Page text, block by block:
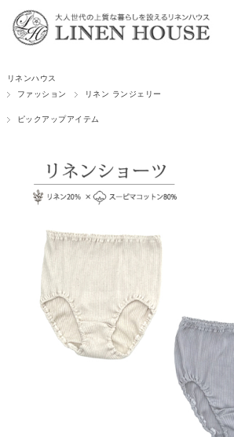
リネンハウス
ファッション
リネン ランジェリー
ピックアップアイテム